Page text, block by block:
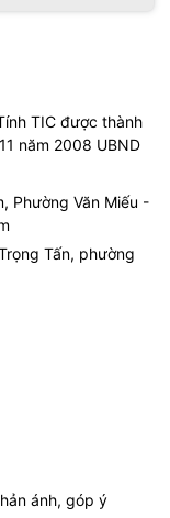
TIC được thành
năm 2008 UBND
Phường Văn Miếu -
Tấn, phường
ánh, góp ý